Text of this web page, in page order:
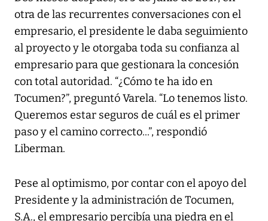
otra de las recurrentes conversaciones con el
empresario, el presidente le daba seguimiento
al proyecto y le otorgaba toda su confianza al
empresario para que gestionara la concesión
con total autoridad. “¿Cómo te ha ido en
Tocumen?”, preguntó Varela. “Lo tenemos listo.
Queremos estar seguros de cuál es el primer
paso y el camino correcto...”, respondió
Liberman.
Pese al optimismo, por contar con el apoyo del
Presidente y la administración de Tocumen,
S.A., el empresario percibía una piedra en el